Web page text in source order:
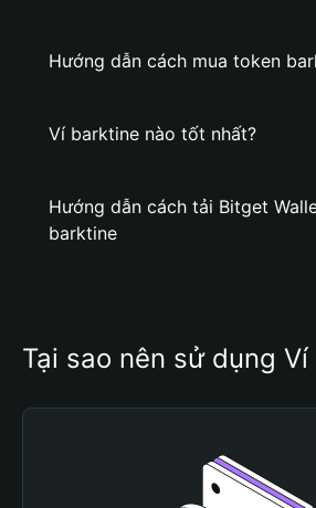
Hướng dẫn cách mua token
Ví barktine nào tốt nhất?
Hướng dẫn cách tải Bitget
barktine
Tại sao nên sử dụng